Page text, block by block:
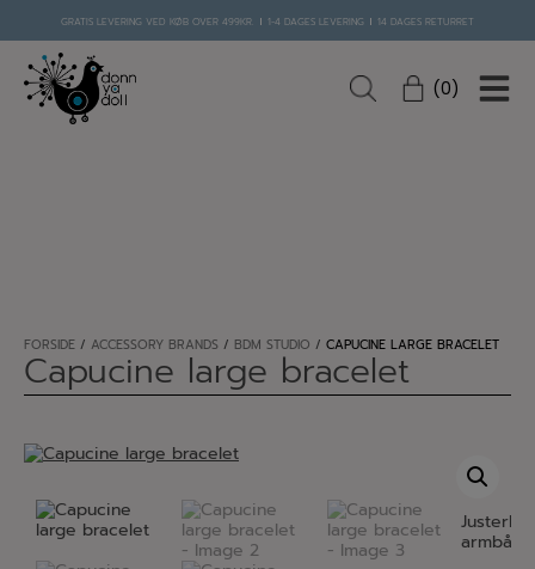
indholdet
GRATIS LEVERING VED KØB OVER 499KR. 1-4 DAGES LEVERING 14 DAGES RETURRET
0
FORSIDE / ACCESSORY BRANDS / BDM STUDIO / CAPUCINE LARGE BRACELET
Capucine large bracelet
armbånd.